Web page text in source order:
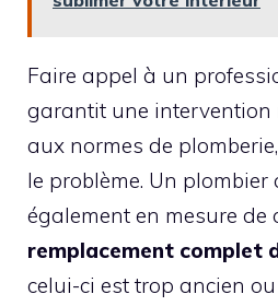
Faire appel à un
garantit une intervention
aux normes de
le problème. Un plombier
également en mesure de
remplacement complet
celui-ci est trop ancien